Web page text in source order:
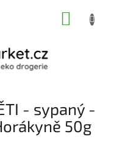
- sypaný -
50g